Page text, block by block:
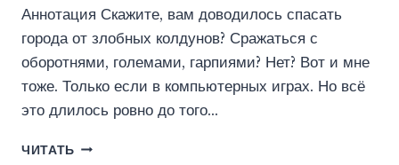
Аннотация Скажите, вам доводилось спасать
города от злобных колдунов? Сражаться с
оборотнями, големами, гарпиями? Нет? Вот и мне
тоже. Только если в компьютерных играх. Но всё
это длилось ровно до того…
ЧИТАТЬ ПРИЗВАННЫЙ